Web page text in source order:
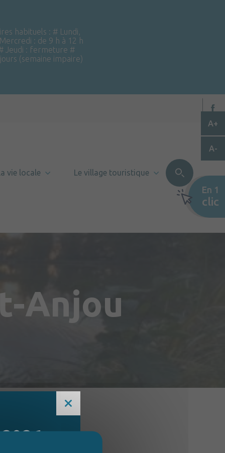
habituels : # Lundi,
: de 9 h à 12 h
Jeudi : fermeture #
(semaine impaire)
vie locale Le village touristique
Anjou
A+
A-
En 1
clic